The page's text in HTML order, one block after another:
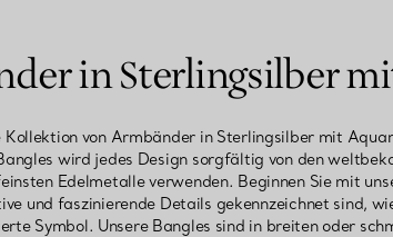
in Sterlingsilber
Kollektion von Armbänder in Sterlingsilber mit
wird jedes Design sorgfältig von den
Edelmetalle verwenden. Beginnen Sie mit
und faszinierende Details gekennzeichnet sind,
Symbol. Unsere Bangles sind in breiten oder